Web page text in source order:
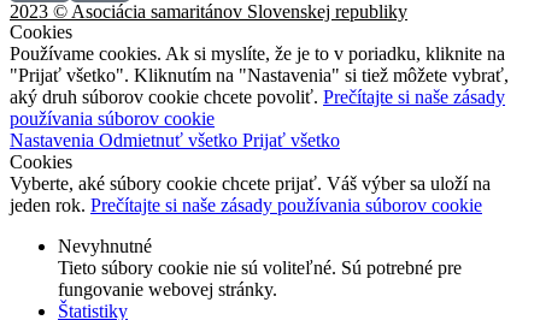
2023 © Asociácia samaritánov Slovenskej republiky
Cookies
Používame cookies. Ak si myslíte, že je to v poriadku, kliknite na
"Prijať všetko". Kliknutím na "Nastavenia" si tiež môžete vybrať,
aký druh súborov cookie chcete povoliť. Prečítajte si naše zásady
používania súborov cookie
Nastavenia Odmietnuť všetko Prijať všetko
Cookies
Vyberte, aké súbory cookie chcete prijať. Váš výber sa uloží na
jeden rok. Prečítajte si naše zásady používania súborov cookie
Nevyhnutné
Tieto súbory cookie nie sú voliteľné. Sú potrebné pre
fungovanie webovej stránky.
Štatistiky